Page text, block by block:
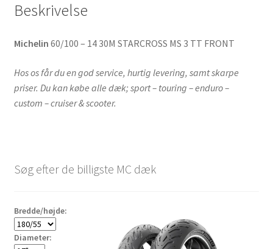
Beskrivelse
Michelin 60/100 – 14 30M STARCROSS MS 3 TT FRONT
Hos os får du en god service, hurtig levering, samt skarpe
priser. Du kan købe alle dæk; sport – touring – enduro –
custom – cruiser & scooter.
Søg efter de billigste MC dæk
Bredde/højde:
Diameter: